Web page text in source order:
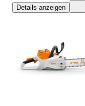
Details anzeigen